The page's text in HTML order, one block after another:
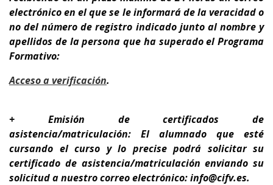
electrónico en el que se le informará de la veracidad o
no del número de registro indicado junto al nombre y
apellidos de la persona que ha superado el Programa
Formativo:
Acceso a verificación.
+ Emisión de certificados de
asistencia/matriculación: El alumnado que esté
cursando el curso y lo precise podrá solicitar su
certificado de asistencia/matriculación enviando su
solicitud a nuestro correo electrónico: info@cifv.es.